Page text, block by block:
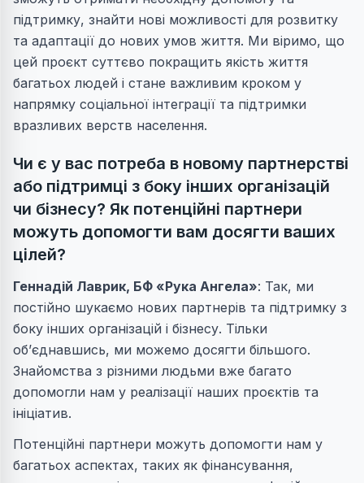
підтримку, знайти нові можливості для розвитку
та адаптації до нових умов життя. Ми віримо, що
цей проєкт суттєво покращить якість життя
багатьох людей і стане важливим кроком у
напрямку соціальної інтеграції та підтримки
вразливих верств населення.
Чи є у вас потреба в новому партнерстві
або підтримці з боку інших організацій
чи бізнесу? Як потенційні партнери
можуть допомогти вам досягти ваших
цілей?
Геннадій Лаврик, БФ «Рука Ангела»: Так, ми
постійно шукаємо нових партнерів та підтримку з
боку інших організацій і бізнесу. Тільки
об’єднавшись, ми можемо досягти більшого.
Знайомства з різними людьми вже багато
допомогли нам у реалізації наших проєктів та
ініціатив.
Потенційні партнери можуть допомогти нам у
багатьох аспектах, таких як фінансування,